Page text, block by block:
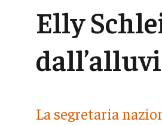
Elly
La segretaria